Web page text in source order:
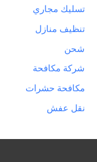
تسليك مجاري
تنظيف منازل
شحن
شركة مكافحة
مكافحة حشرات
نقل عفش